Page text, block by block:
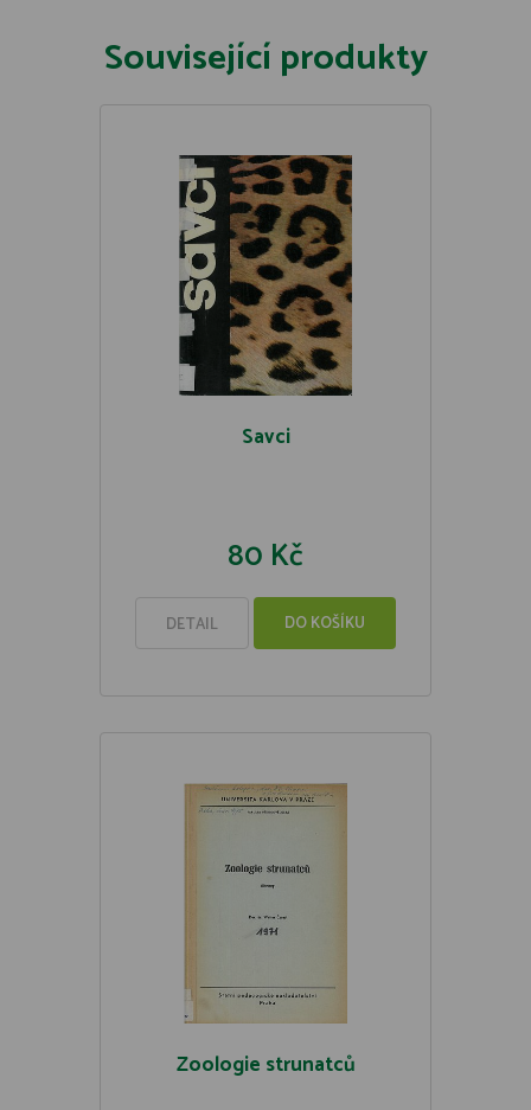
Související produkty
Savci
80 Kč
DETAIL DO KOŠÍKU
Zoologie strunatců